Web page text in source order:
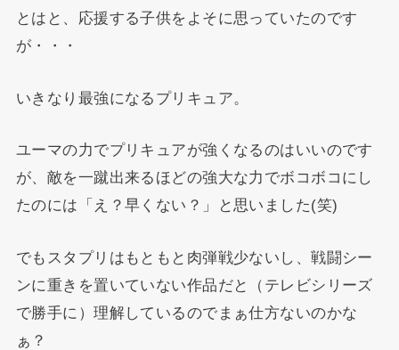
とはと、応援する子供をよそに思っていたのです
が・・・
いきなり最強になるプリキュア。
ユーマの力でプリキュアが強くなるのはいいのです
が、敵を一蹴出来るほどの強大な力でボコボコにし
たのには「え？早くない？」と思いました(笑)
でもスタプリはもともと肉弾戦少ないし、戦闘シー
ンに重きを置いていない作品だと（テレビシリーズ
で勝手に）理解しているのでまぁ仕方ないのかな
ぁ？